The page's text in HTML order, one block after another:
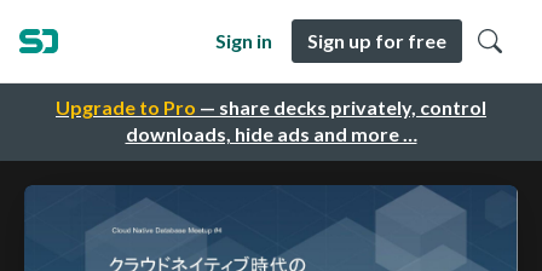
Upgrade to Pro — share decks privately, control
downloads, hide ads and more …
Sign in Sign up for free